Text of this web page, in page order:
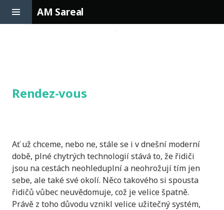
AM Sareal
Rendez-vous
Ať už chceme, nebo ne, stále se i v dnešní moderní
době, plné chytrých technologií stává to, že řidiči
jsou na cestách neohleduplní a neohrožují tím jen
sebe, ale také své okolí. Něco takového si spousta
řidičů vůbec neuvědomuje, což je velice špatně.
Právě z toho důvodu vznikl velice užitečný systém,
Sidebar